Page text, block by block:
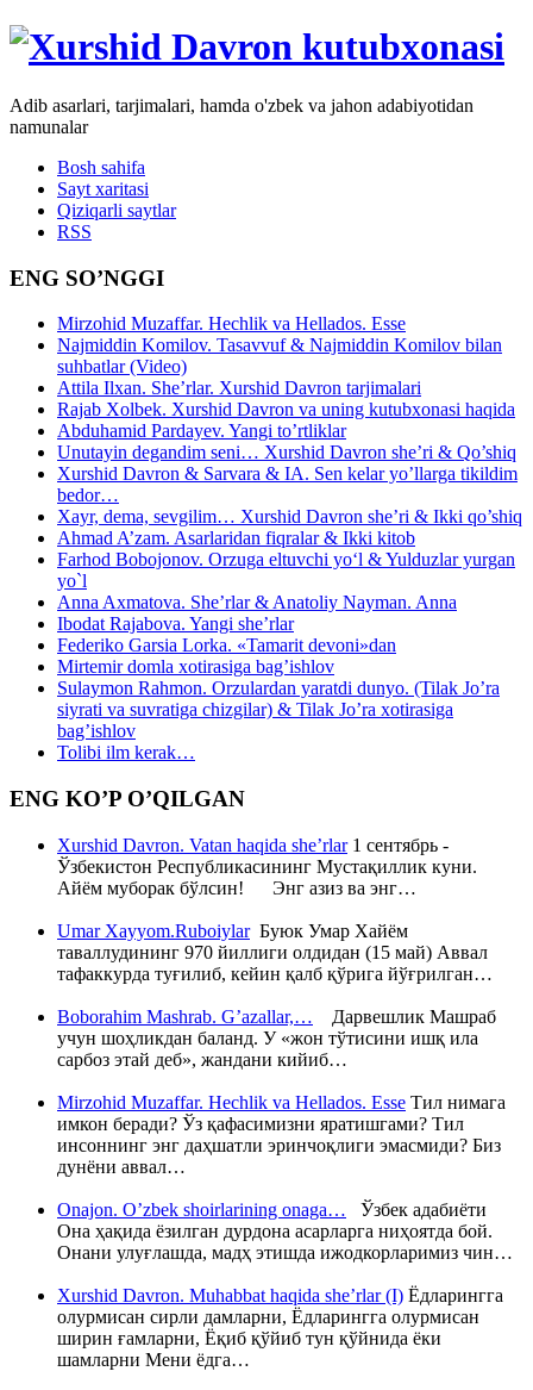
Adib asarlari, tarjimalari, hamda o'zbek va jahon adabiyotidan
namunalar
Bosh sahifa
Sayt xaritasi
Qiziqarli saytlar
RSS
ENG SO’NGGI
Mirzohid Muzaffar. Hechlik va Hellados. Esse
Najmiddin Komilov. Tasavvuf & Najmiddin Komilov bilan
suhbatlar (Video)
Attila Ilxan. She’rlar. Xurshid Davron tarjimalari
Rajab Xolbek. Xurshid Davron va uning kutubxonasi haqida
Abduhamid Pardayev. Yangi to’rtliklar
Unutayin degandim seni… Xurshid Davron she’ri & Qo’shiq
Xurshid Davron & Sarvara & IA. Sen kelar yo’llarga tikildim
bedor…
Xayr, dema, sevgilim… Xurshid Davron she’ri & Ikki qo’shiq
Ahmad A’zam. Asarlaridan fiqralar & Ikki kitob
Farhod Bobojonov. Orzuga eltuvchi yo‘l & Yulduzlar yurgan
yo`l
Anna Axmatova. She’rlar & Anatoliy Nayman. Anna
Ibodat Rajabova. Yangi she’rlar
Federiko Garsia Lorka. «Tamarit devoni»dan
Mirtemir domla xotirasiga bag’ishlov
Sulaymon Rahmon. Orzulardan yaratdi dunyo. (Tilak Jo’ra
siyrati va suvratiga chizgilar) & Tilak Jo’ra xotirasiga
bag’ishlov
Tolibi ilm kerak…
ENG KO’P O’QILGAN
Xurshid Davron. Vatan haqida she’rlar1 сентябрь -
Ўзбекистон Республикасининг Мустақиллик куни.
Айём муборак бўлсин! Энг азиз ва энг…
Umar Xayyom.RuboiylarБуюк Умар Хайём
таваллудининг 970 йиллиги олдидан (15 май) Аввал
тафаккурда туғилиб, кейин қалб қўрига йўғрилган…
Boborahim Mashrab. G’azallar,… Дарвешлик Машраб
учун шоҳликдан баланд. У «жон тўтисини ишқ ила
сарбоз этай деб», жандани кийиб…
Mirzohid Muzaffar. Hechlik va Hellados. Esse Тил нимага
имкон беради? Ўз қафасимизни яратишгами? Тил
инсоннинг энг даҳшатли эринчоқлиги эмасмиди? Биз
дунёни аввал…
Onajon. O’zbek shoirlarining onaga… Ўзбек адабиёти
Она ҳақида ёзилган дурдона асарларга ниҳоятда бой.
Онани улуғлашда, мадҳ этишда ижодкорларимиз чин…
Xurshid Davron. Muhabbat haqida she’rlar (I) Ёдларингга
олурмисан сирли дамларни, Ёдларингга олурмисан
ширин ғамларни, Ёқиб қўйиб тун қўйнида ёки
шамларни Мени ёдга…